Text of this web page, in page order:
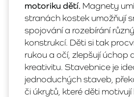
motoriku dětí. Magnety
stranách kostek umožňují
spojování a rozebírání
konstrukcí. Děti si tak
rukou a očí, zlepšují úchop
kreativitu. Stavebnice je
jednoduchých staveb,
či úkrytů, které děti motivují